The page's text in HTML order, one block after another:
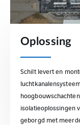
Oplossing
Schilt levert en
isolatieoplossingen
geborgd met